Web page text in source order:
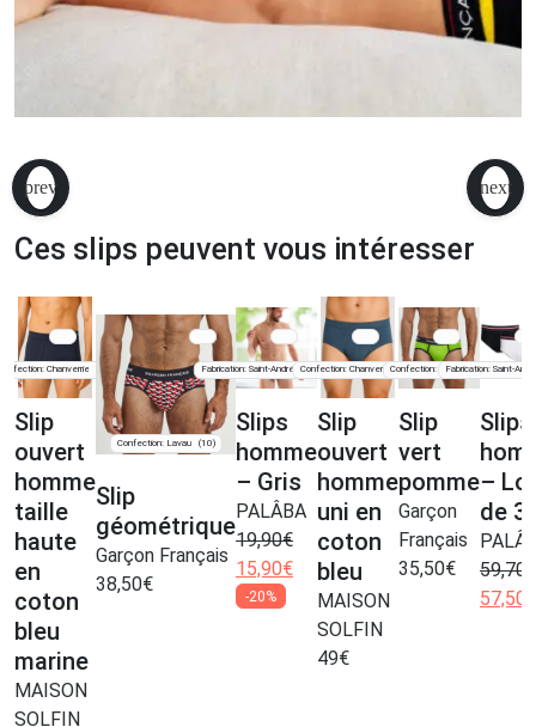
Ces slips peuvent vous intéresser
Chanverrie (85)
Slip
ouvert
homme
taille
haute
en
coton
bleu
marine
MAISON
SOLFIN
Confection: Lavau (10)
Slip
géométrique
Garçon Français
38,50€
Fabrication: Saint-André-lez-Lille (59)
Slips
homme
– Gris
PALÂBA
19,90€
15,90€
-20%
Confection: Chanverrie (85)
Slip
ouvert
homme
uni en
coton
bleu
MAISON
SOLFIN
49€
Confection: Lavau (10)
Slip
vert
pomme
Garçon
Français
35,50€
Fabrication: Saint-
Slips
–
de 3
59,70
57,50